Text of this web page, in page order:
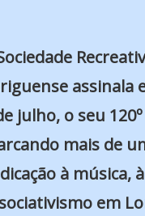
assinala
julho, o seu
mais de
à música,
em